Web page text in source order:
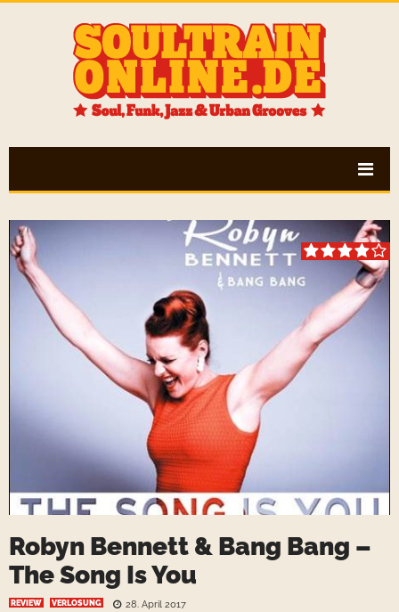
Robyn Bennett & Bang Bang –
The Song Is You
REVIEW VERLOSUNG 28. April 2017